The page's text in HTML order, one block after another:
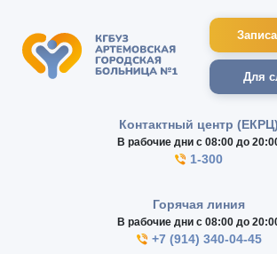
Для
Контактный центр (ЕКРЦ)
В рабочие дни с 08:00 до
1-300
Горячая линия
В рабочие дни с 08:00 до
+7 (914) 340-04-45